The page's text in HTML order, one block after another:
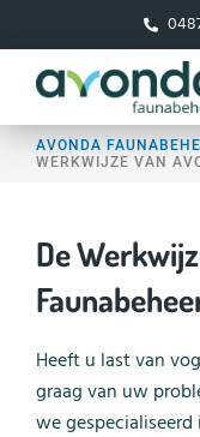
de
inhoud
AVONDA
WERKWIJZE VAN
De
Heeft u last van
graag van uw
we